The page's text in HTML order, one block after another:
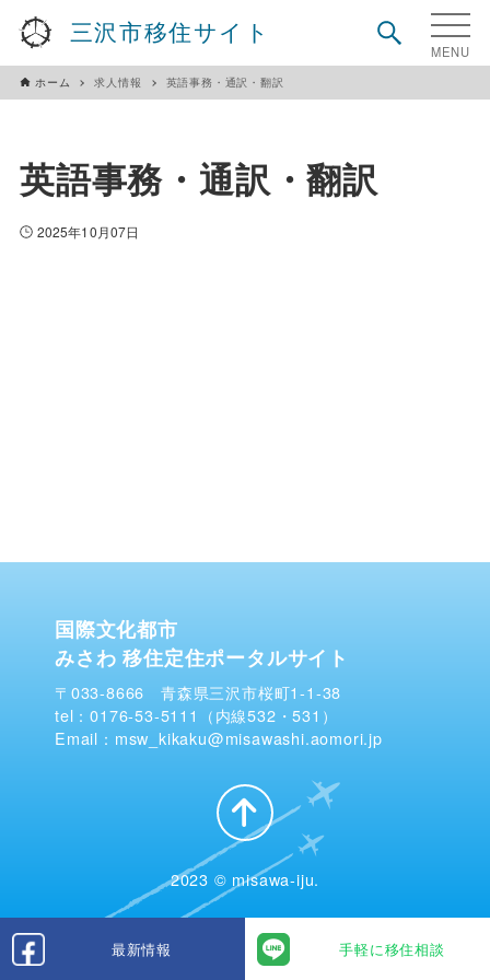
三沢市移住サイト
最新情報 手軽に移住相談
ホーム 求人情報 英語事務・通訳・翻訳
英語事務・通訳・翻訳
2025年10月07日
国際文化都市
みさわ 移住定住ポータルサイト
〒033-8666 青森県三沢市桜町1-1-38
tel：0176-53-5111（内線532・531）
Email：msw_kikaku@misawashi.aomori.jp
2023 © misawa-iju.